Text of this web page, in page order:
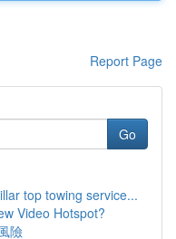
Report Page
Go
top towing service...
Video Hotspot?
險